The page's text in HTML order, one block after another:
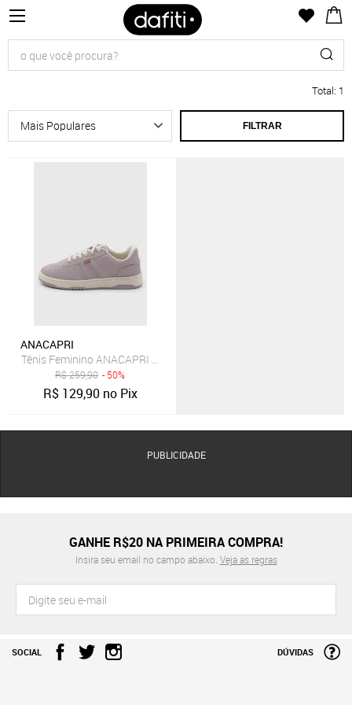
Total: 1
FILTRAR
ANACAPRI
Tênis Feminino ANACAPRI Casual Lilás
R$259,90 - 50%
R$ 129,90no Pix
PUBLICIDADE
GANHE R$20 NA PRIMEIRA COMPRA!
Insira seu email no campo abaixo. Veja as regras
SOCIAL DÚVIDAS